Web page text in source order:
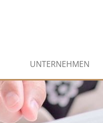
UNTERNEHMEN